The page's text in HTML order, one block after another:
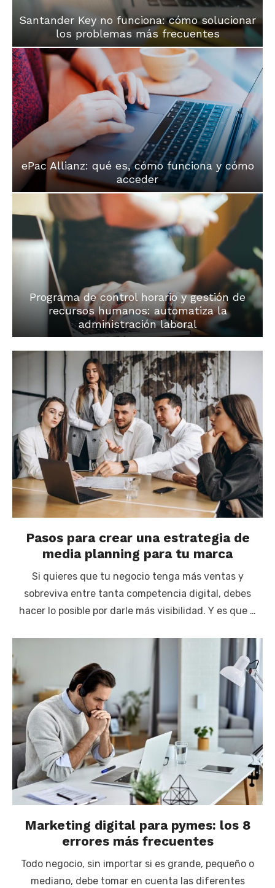
Santander Key no funciona: cómo solucionar
los problemas más frecuentes
ePac Allianz: qué es, cómo funciona y cómo
acceder
Programa de control horario y gestión de
recursos humanos: automatiza la
administración laboral
Pasos para crear una estrategia de
media planning para tu marca
Si quieres que tu negocio tenga más ventas y
sobreviva entre tanta competencia digital, debes
hacer lo posible por darle más visibilidad. Y es que …
Marketing digital para pymes: los 8
errores más frecuentes
Todo negocio, sin importar si es grande, pequeño o
mediano, debe tomar en cuenta las diferentes